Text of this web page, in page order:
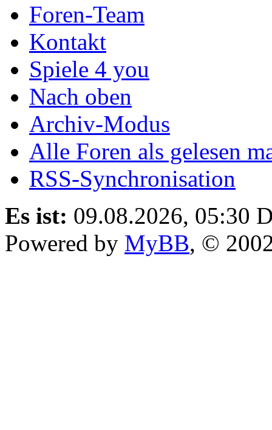
Foren-Team
Kontakt
Spiele 4 you
Nach oben
Archiv-Modus
Alle Foren als gelesen
RSS-Synchronisation
Es ist: 09.08.2026, 05:30
Powered by MyBB, ©